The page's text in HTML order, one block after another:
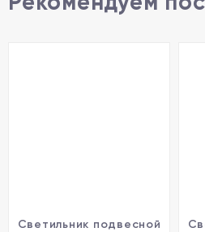
Светильник подвесной